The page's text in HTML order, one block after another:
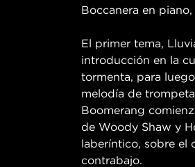
Boccanera en
El primer tema,
introducción en la
tormenta, para
melodía de
Boomerang
de Woody Shaw y
laberíntico, sobre el
contrabajo.